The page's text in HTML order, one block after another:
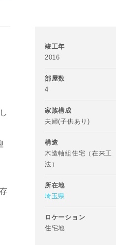
竣工年
2016
部屋数
4
家族構成
夫婦(子供あり)
構造
木造軸組住宅（在来工
法）
所在地
埼玉県
ロケーション
住宅地